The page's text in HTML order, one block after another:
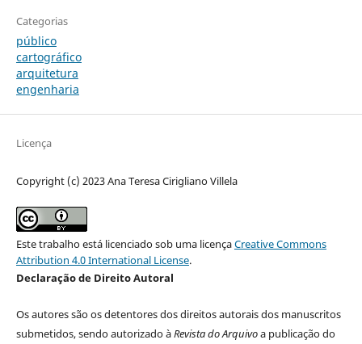
Categorias
público
cartográfico
arquitetura
engenharia
Licença
Copyright (c) 2023 Ana Teresa Cirigliano Villela
Este trabalho está licenciado sob uma licençaCreative Commons
Attribution 4.0 International License.
Declaração de Direito Autoral
Os autores são os detentores dos direitos autorais dos manuscritos
submetidos, sendo autorizado àRevista do Arquivoa publicação do